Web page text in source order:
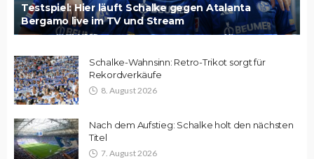
Testspiel: Hier läuft Schalke gegen Atalanta
Bergamo live im TV und Stream
Schalke-Wahnsinn: Retro-Trikot sorgt für
Rekordverkäufe
8. August 2026
Nach dem Aufstieg: Schalke holt den nächsten
Titel
7. August 2026